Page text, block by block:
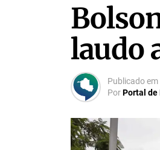
laudo
Publicado em
PorPortal de